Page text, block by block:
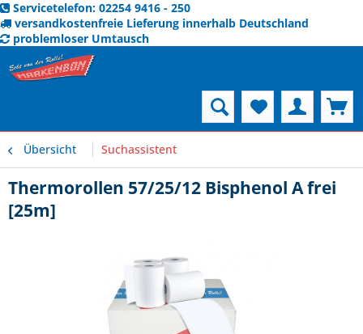
Servicetelefon: 02254 9416 - 250
versandkostenfreie Lieferung innerhalb Deutschland
problemloser Umtausch
Übersicht Suchassistent
Thermorollen 57/25/12 Bisphenol A frei
[25m]